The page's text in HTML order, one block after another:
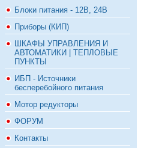
Блоки питания - 12В, 24В
Приборы (КИП)
ШКАФЫ УПРАВЛЕНИЯ И
АВТОМАТИКИ | ТЕПЛОВЫЕ
ПУНКТЫ
ИБП - Источники
бесперебойного питания
Мотор редукторы
ФОРУМ
Контакты